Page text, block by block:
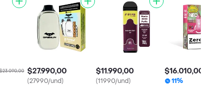
$23.090,00 $27.990,00
(27990/und)
$11.990,00
(11990/und)
$16.010,00
11%